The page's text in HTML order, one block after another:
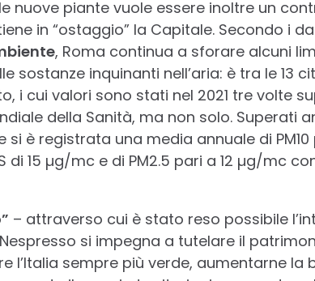
nuove piante vuole essere inoltre un
in “ostaggio” la Capitale. Secondo i
, Roma continua a sforare alcuni
sostanze inquinanti nell’aria: è tra le 13
i cui valori sono stati nel 2021 tre volte
della Sanità, ma non solo. Superati
si è registrata una media annuale di
di 15 µg/mc e di PM2.5 pari a 12 µg/mc
– attraverso cui è stato reso possibile
si impegna a tutelare il
l’Italia sempre più verde, aumentarne